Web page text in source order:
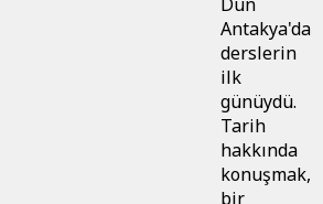
Antakya'da
derslerin
ilk
günüydü.
Tarih
hakkında
konuşmak,
bir